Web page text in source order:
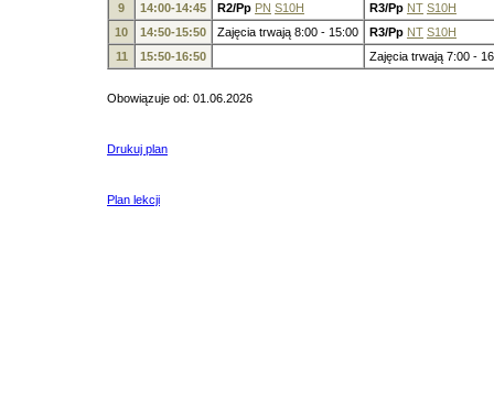
9
14:00-14:45 R2/Pp PN S10H R3/Pp NT S10H
10
14:50-15:50 Zajęcia trwają 8:00 - 15:00 R3/Pp NT S10H
11
15:50-16:50 Zajęcia trwają 7:00 -
Obowiązuje od: 01.06.2026
Drukuj plan
Plan lekcji